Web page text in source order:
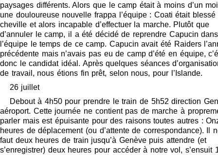
paysages différents. Alors que le camp était à moins d’un
une douloureuse nouvelle frappa l’équipe : Coati était
cheville et alors incapable d’effectuer la marche. Plutôt que
d’annuler le camp, il a été décidé de reprendre Capucin dans
l’équipe le temps de ce camp. Capucin avait été Raiders
précédente mais n’avais pas eu de camp d’été en équipe,
donc le candidat idéal. Après quelques séances
de travail, nous étions fin prêt, selon nous, pour l’Islande.
26 juillet
Debout à 4h50 pour prendre le train de 5h52 direction
aéroport. Cette journée ne contient pas de marche à
parler mais est épuisante pour des raisons toutes autres :
heures de déplacement (ou d’attente de correspondance). Il
faut deux heures de train jusqu’à Genève puis attendre (et
s’enregistrer) deux heures pour accéder à notre vol, s’ensuit